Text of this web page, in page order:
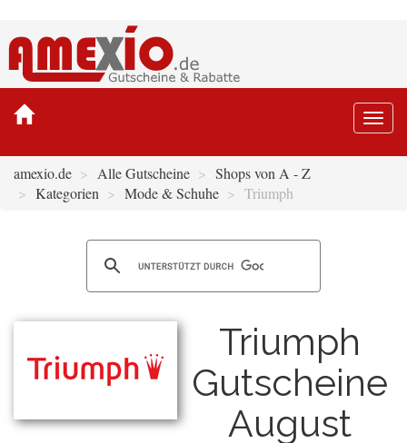
amexio.de Alle Gutscheine
Shops von A - Z
Kategorien
Mode & Schuhe Triumph
Triumph
Gutscheine
August